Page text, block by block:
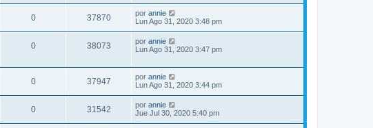
0 37870 por annie
Lun Ago 31, 2020 3:48 pm
0 38073 por annie
Lun Ago 31, 2020 3:47 pm
0 37947 por annie
Lun Ago 31, 2020 3:44 pm
0 31542 por annie
Jue Jul 30, 2020 5:40 pm